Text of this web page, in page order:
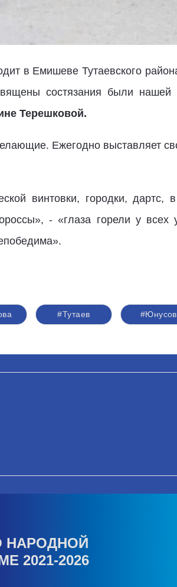
в Емишеве Тутаевского
состязания были нашей
Терешковой.
Ежегодно выставляет
винтовки, городки, дартс,
- «глаза горели у
#Тутаев #Юнусов
НАРОДНОЙ
2021-2026